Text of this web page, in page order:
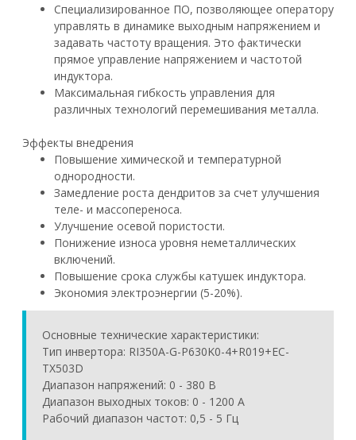
Специализированное ПО, позволяющее оператору
управлять в динамике выходным напряжением и
задавать частоту вращения. Это фактически
прямое управление напряжением и частотой
индуктора.
Максимальная гибкость управления для
различных технологий перемешивания металла.
Эффекты внедрения
Повышение химической и температурной
однородности.
Замедление роста дендритов за счет улучшения
теле- и массопереноса.
Улучшение осевой пористости.
Понижение износа уровня неметаллических
включений.
Повышение срока службы катушек индуктора.
Экономия электроэнергии (5-20%).
Основные технические характеристики:
Тип инвертора: RI350A-G-P630K0-4+R019+EC-
TX503D
Диапазон напряжений: 0 - 380 В
Диапазон выходных токов: 0 - 1200 А
Рабочий диапазон частот: 0,5 - 5 Гц